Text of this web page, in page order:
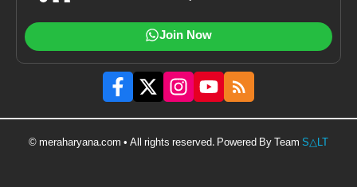
Join Now
© meraharyana.com • All rights reserved. Powered By Team S△LT